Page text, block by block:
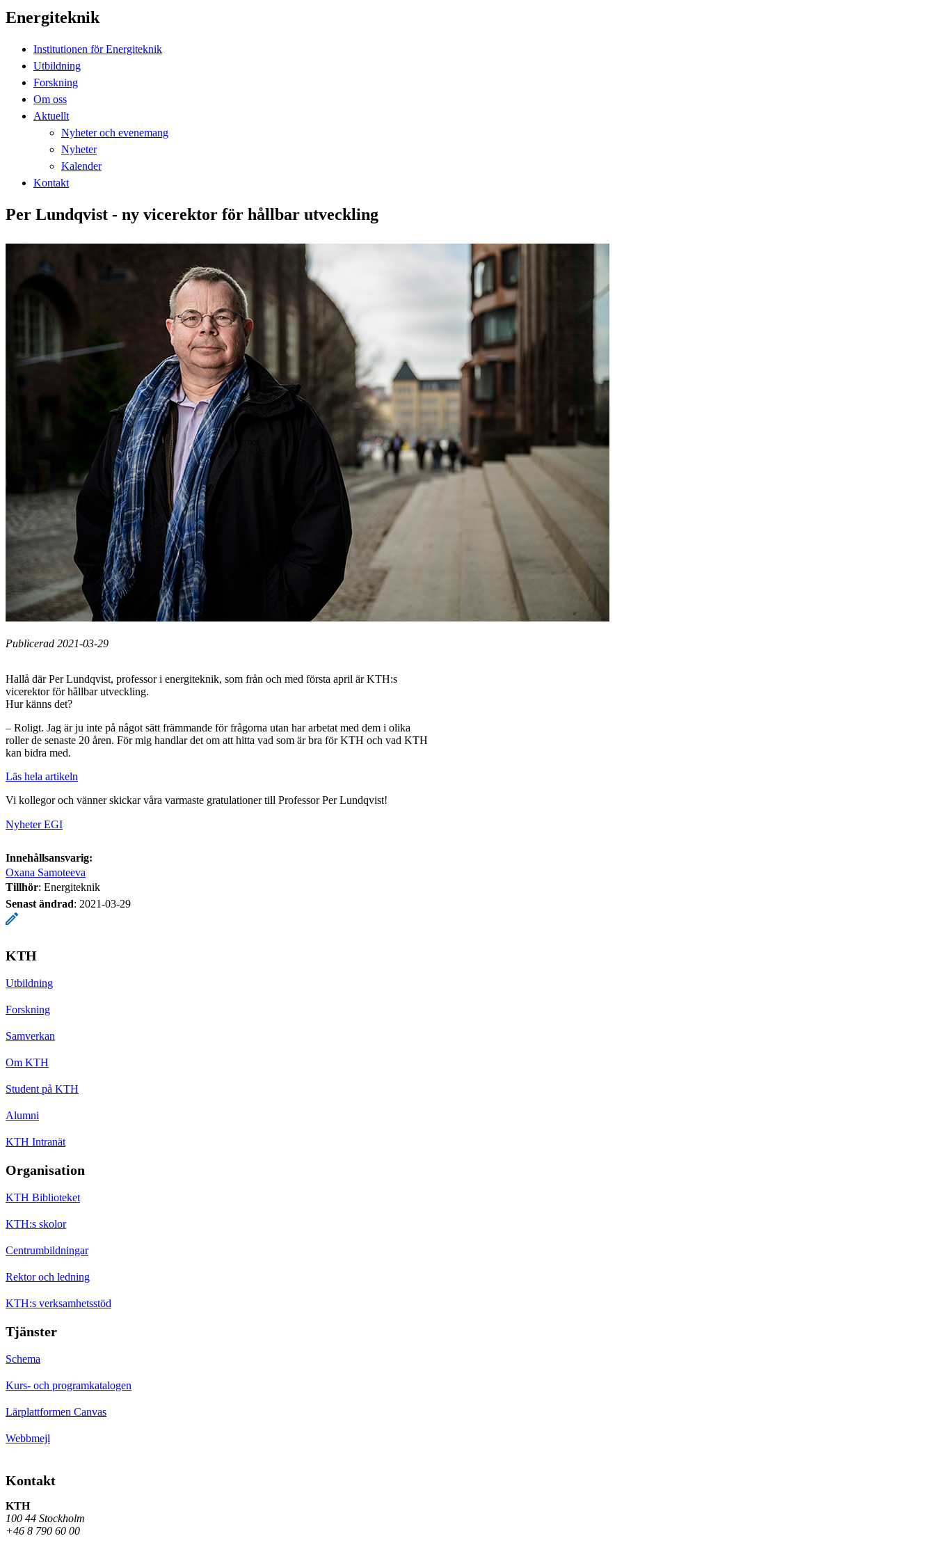
Energiteknik
Institutionen för Energiteknik
Utbildning
Forskning
Om oss
Aktuellt
Nyheter och evenemang
Nyheter
Kalender
Kontakt
Per Lundqvist - ny vicerektor för hållbar utveckling
Publicerad 2021-03-29
Hallå där Per Lundqvist, professor i energiteknik, som från och med första april är KTH:s
vicerektor för hållbar utveckling.
Hur känns det?
– Roligt. Jag är ju inte på något sätt främmande för frågorna utan har arbetat med dem i olika
roller de senaste 20 åren. För mig handlar det om att hitta vad som är bra för KTH och vad KTH
kan bidra med.
Läs hela artikeln
Vi kollegor och vänner skickar våra varmaste gratulationer till Professor Per Lundqvist!
Nyheter EGI
Innehållsansvarig:
Oxana Samoteeva
Tillhör: Energiteknik
Senast ändrad: 2021-03-29
KTH
Utbildning
Forskning
Samverkan
Om KTH
Student på KTH
Alumni
KTH Intranät
Organisation
KTH Biblioteket
KTH:s skolor
Centrumbildningar
Rektor och ledning
KTH:s verksamhetsstöd
Tjänster
Schema
Kurs- och programkatalogen
Lärplattformen Canvas
Webbmejl
Kontakt
KTH
100 44 Stockholm
+46 8 790 60 00